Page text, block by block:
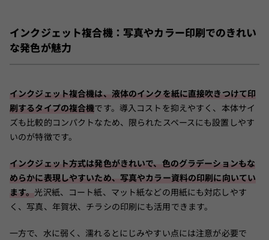
インクジェット複合機：写真やカラー印刷でのきれい
な発色が魅力
インクジェット複合機は、液体のインクを紙に直接吹きつけて印
刷するタイプの複合機です。導入コストを抑えやすく、本体サイ
ズも比較的コンパクトなため、限られたスペースにも設置しやす
いのが特徴です。
インクジェット方式は発色がきれいで、色のグラデーションもな
めらかに表現しやすいため、写真やカラー資料の印刷に向いてい
ます。 光沢紙、コート紙、マット紙などの用紙にも対応しやす
く、写真、年賀状、チラシの印刷にも活用できます。
一方で、水に弱く、濡れるとにじみやすい点には注意が必要で